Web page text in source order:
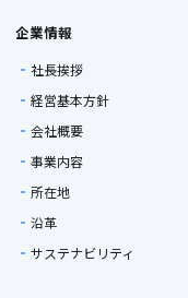
企業情報
社長挨拶
経営基本方針
会社概要
事業内容
所在地
沿革
サステナビリティ